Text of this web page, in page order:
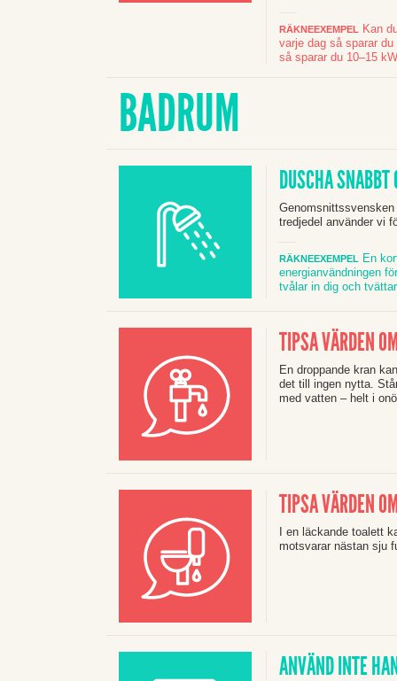
RÄKNEEXEMPELKan
varje dag så sparar
så sparar du 10–15
BADRUM
DUSCHA
tredjedel använder vi
RÄKNEEXEMPEL En
energianvändningen
tvålar in dig och
TIPSA VÄRDEN
En droppande kran
det till ingen nytta.
med vatten – helt i
TIPSA VÄRDEN
I en läckande toalett
motsvarar nästan sju
ANVÄND INTE